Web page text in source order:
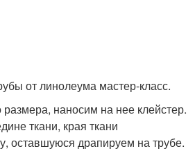
от линолеума мастер-класс.
наносим на нее клейстер.
ткани, края ткани
оставшуюся драпируем на трубе.